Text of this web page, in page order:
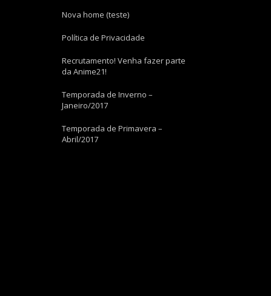
Nova home (teste)
Política de Privacidade
Recrutamento! Venha fazer parte
da Anime21!
Temporada de Inverno –
Janeiro/2017
Temporada de Primavera –
Abril/2017